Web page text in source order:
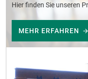
Hier finden Sie unseren
MEHR ERFAHREN